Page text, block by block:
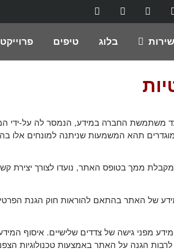
בלוג טיפים
משתמשת החברה במידע, הנמסר לה על-ידי
תהא המשמעות שניתנה למונחים אלו
מקבלת ממך בטופס האתר, נועדו לצורך יצירת
של האתר בהתאם להוראות חוק הגנת
מפני גישה של צדדים שלישיים. איסוף